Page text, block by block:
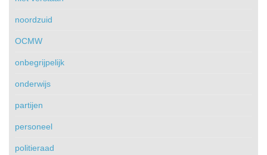
noordzuid
OCMW
onbegrijpelijk
onderwijs
partijen
personeel
politieraad